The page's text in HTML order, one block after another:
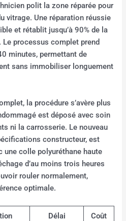
polit la zone réparée pour
vitrage. Une réparation réussie
et rétablit jusqu’à 90% de la
processus complet prend
minutes, permettant de
sans immobiliser longuement
la procédure s’avère plus
est déposé avec soin
ni la carrosserie. Le nouveau
constructeur, est
une colle polyuréthane haute
d’au moins trois heures
rouler normalement,
optimale.
Délai
Coût